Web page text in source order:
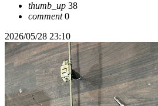
thumb_up 38
comment0
2026/05/28 23:10